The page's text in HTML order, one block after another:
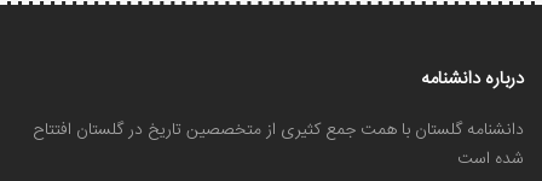
درباره دانشنامه
دانشنامه گلستان با همت جمع کثیری از متخصصین تاریخ در گلستان افتتاح
شده است